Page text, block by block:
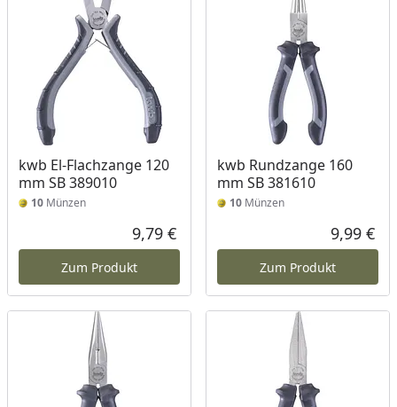
kwb El-Flachzange 120
mm SB 389010
10 Münzen
Aktueller Preis
9,79 €
Zum Produkt
kwb Rundzange 160
mm SB 381610
10Münzen
9,99 €
Zum Produkt